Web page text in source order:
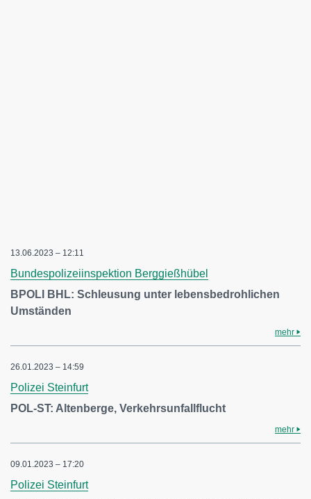
13.06.2023 – 12:11
Bundespolizeiinspektion Berggießhübel
BPOLI BHL: Schleusung unter lebensbedrohlichen
Umständen
mehr
26.01.2023 – 14:59
Polizei Steinfurt
POL-ST: Altenberge, Verkehrsunfallflucht
mehr
09.01.2023 – 17:20
Polizei Steinfurt